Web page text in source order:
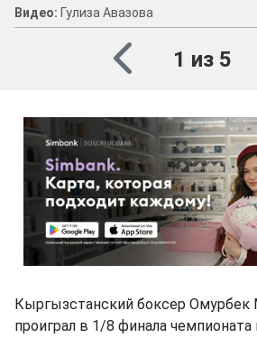
Видео:
Видео: Гулиза Авазова
1 из 5
Кыргызстанский боксер Омурбек
проиграл в 1/8 финала